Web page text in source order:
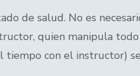
de salud. No es
quien manipula
con el instructor)